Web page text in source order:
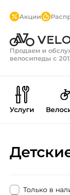
Акции
Продаем и
велосипеды с
Услуги
Только в